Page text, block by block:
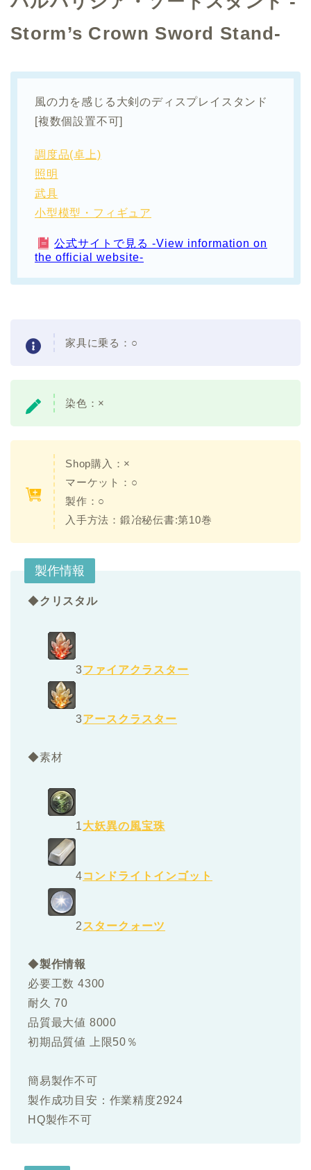
Storm’s Crown Sword Stand-
風の力を感じる大剣のディスプレイスタンド
[複数個設置不可]
調度品(卓上)
照明
武具
小型模型・フィギュア
公式サイトで見る -View information on
the official website-
家具に乗る：○
染色：×
Shop購入：×
マーケット：○
製作：○
入手方法：鍛冶秘伝書:第10巻
製作情報
◆クリスタル
3ファイアクラスター
3アースクラスター
◆素材
1大妖異の風宝珠
4コンドライトインゴット
2 スタークォーツ
◆製作情報
必要工数 4300
耐久 70
品質最大値 8000
初期品質値 上限50％
簡易製作不可
製作成功目安：作業精度2924
HQ製作不可